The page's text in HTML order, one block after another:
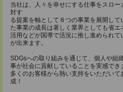
当社は、人々を幸せにする仕事をスロ
対す
る提案を軸として８つの事業を展開し
た事業の成長は著しく業界としても省
活用などが国導で活況に推し進められ
が出来ます。
SDGsへの取り組みを通じて、個人や組
事が社会に貢献していることを実感でき
多くのお客様から熱い支持をいただい
成！